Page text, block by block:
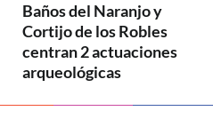
Baños del Naranjo y
Cortijo de los Robles
centran 2 actuaciones
arqueológicas